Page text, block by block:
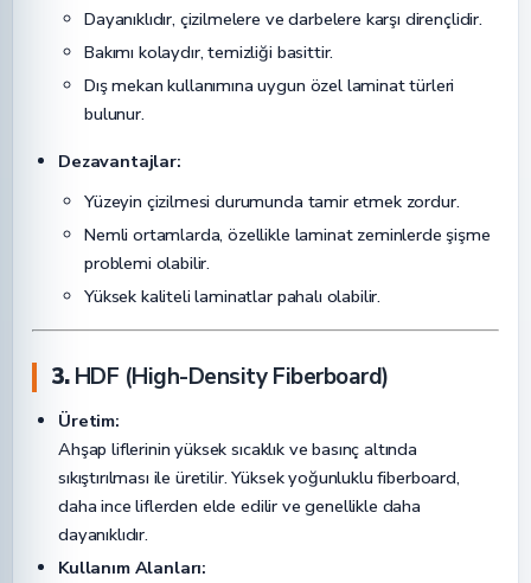
Dayanıklıdır, çizilmelere ve darbelere karşı dirençlidir.
Bakımı kolaydır, temizliği basittir.
Dış mekan kullanımına uygun özel laminat türleri
bulunur.
Dezavantajlar:
Yüzeyin çizilmesi durumunda tamir etmek zordur.
Nemli ortamlarda, özellikle laminat zeminlerde şişme
problemi olabilir.
Yüksek kaliteli laminatlar pahalı olabilir.
3.HDF (High-Density Fiberboard)
Üretim:
Ahşap liflerinin yüksek sıcaklık ve basınç altında
sıkıştırılması ile üretilir. Yüksek yoğunluklu fiberboard,
daha ince liflerden elde edilir ve genellikle daha
dayanıklıdır.
Kullanım Alanları: